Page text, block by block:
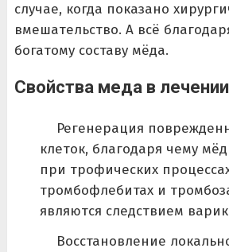
случае, когда показано
вмешательство. А всё
богатому составу мёда.
Свойства меда в
Регенерация
клеток, благодаря чему мёд
при трофических
тромбофлебитах и
являются следствием
Восстановление